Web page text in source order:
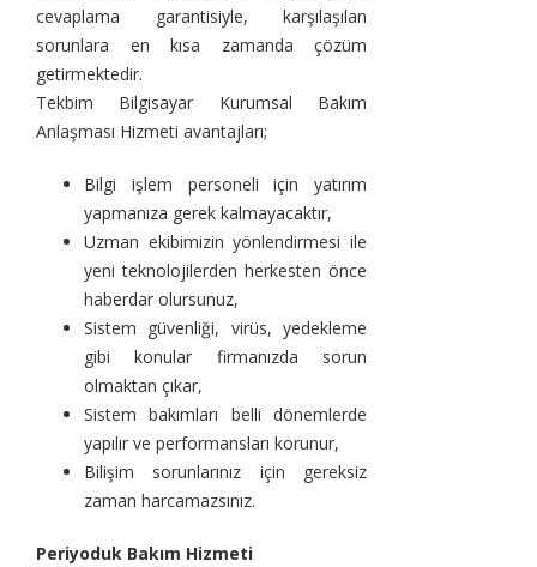
cevaplama garantisiyle, karşılaşılan
sorunlara en kısa zamanda çözüm
getirmektedir.
Tekbim Bilgisayar Kurumsal Bakım
Anlaşması Hizmeti avantajları;
Bilgi işlem personeli için yatırım
yapmanıza gerek kalmayacaktır,
Uzman ekibimizin yönlendirmesi ile
yeni teknolojilerden herkesten önce
haberdar olursunuz,
Sistem güvenliği, virüs, yedekleme
gibi konular firmanızda sorun
olmaktan çıkar,
Sistem bakımları belli dönemlerde
yapılır ve performansları korunur,
Bilişim sorunlarınız için gereksiz
zaman harcamazsınız.
Periyoduk Bakım Hizmeti